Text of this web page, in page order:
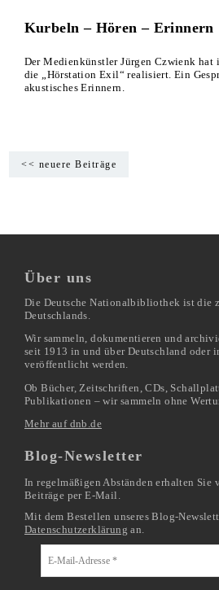
Kurbeln – Hören – Erinnern
Der Medienkünstler Jürgen Czwienk
die „Hörstation Exil“ realisiert. Ein
akustisches Erinnern.
<< neuere Beiträge
Über uns
Die Deutsche Nationalbibliothek ist die
Deutschlands.
Wir sammeln, dokumentieren und
seit 1913 in und über Deutschland oder
veröffentlicht werden.
Ob Bücher, Zeitschriften, CDs,
Publikationen – wir sammeln ohne
Mehr auf dnb.de
Blog-Newsletter
In regelmäßigen Abständen erhalten Sie
Beiträge per E-Mail.
Mit dem Bestellen unseres Blog-
Datenschutzerklärung an.